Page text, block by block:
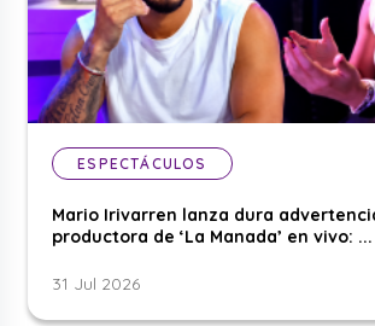
ESPECTÁCULOS
Mario Irivarren lanza dura
productora de ‘La Manada’ en vivo: ...
31 Jul 2026